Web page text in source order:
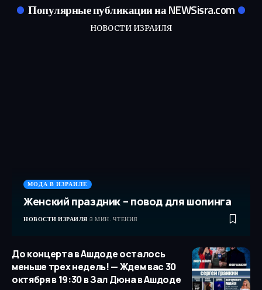
Популярные публикации на NEWSisra.com
НОВОСТИ ИЗРАИЛЯ
МОДА В ИЗРАИЛЕ
Женский праздник – повод для шопинга
НОВОСТИ ИЗРАИЛЯ 3 МИН. ЧТЕНИЯ
До концерта в Ашдоде осталось
меньше трех недель! — Ждем вас 30
октября в 19:30 в Зал Дюна в Ашдоде